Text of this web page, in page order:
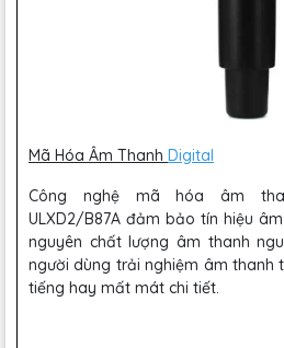
Mã Hóa Âm Thanh Digital
Công nghệ mã hóa âm
ULXD2/B87A đảm bảo tín hiệu
nguyên chất lượng âm thanh
người dùng trải nghiệm âm thanh
tiếng hay mất mát chi tiết.